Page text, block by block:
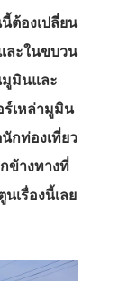
ต้องเปลี่ยน
ละในขบวน
มูมินและ
ร์เหล่ามูมิน
กท่องเที่ยว
ข้างทางที่
เรื่องนี้เลย